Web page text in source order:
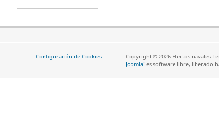
Configuración de Cookies
Copyright © 2026 Efectos navales
Joomla! es software libre, liberado